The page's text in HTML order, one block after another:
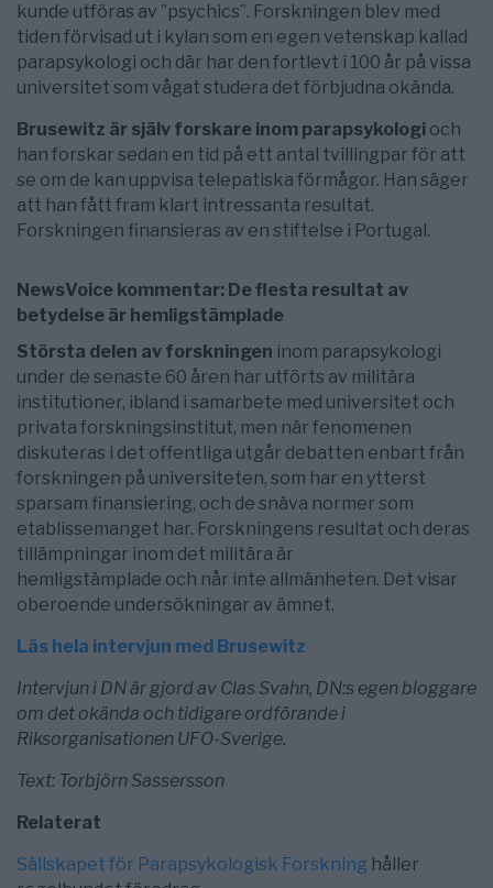
kunde utföras av ”psychics”. Forskningen blev med
tiden förvisad ut i kylan som en egen vetenskap kallad
parapsykologi och där har den fortlevt i 100 år på vissa
universitet som vågat studera det förbjudna okända.
Brusewitz är själv forskare inom parapsykologi och
han forskar sedan en tid på ett antal tvillingpar för att
se om de kan uppvisa telepatiska förmågor. Han säger
att han fått fram klart intressanta resultat.
Forskningen finansieras av en stiftelse i Portugal.
NewsVoice kommentar: De flesta resultat av
betydelse är hemligstämplade
Största delen av forskningen inom parapsykologi
under de senaste 60 åren har utförts av militära
institutioner, ibland i samarbete med universitet och
privata forskningsinstitut, men när fenomenen
diskuteras i det offentliga utgår debatten enbart från
forskningen på universiteten, som har en ytterst
sparsam finansiering, och de snäva normer som
etablissemanget har. Forskningens resultat och deras
tillämpningar inom det militära är
hemligstämplade och når inte allmänheten. Det visar
oberoende undersökningar av ämnet.
Läs hela intervjun med Brusewitz
Intervjun i DN är gjord av Clas Svahn, DN:s egen bloggare
om det okända och tidigare ordförande i
Riksorganisationen UFO-Sverige.
Text: Torbjörn Sassersson
Relaterat
Sällskapet för Parapsykologisk Forskning håller